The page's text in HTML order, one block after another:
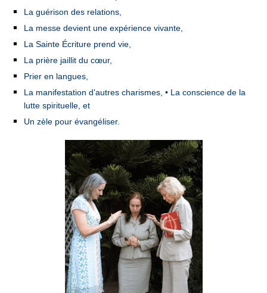
La guérison des relations,
La messe devient une expérience vivante,
La Sainte Écriture prend vie,
La prière jaillit du cœur,
Prier en langues,
La manifestation d’autres charismes, • La conscience de la
lutte spirituelle, et
Un zèle pour évangéliser.